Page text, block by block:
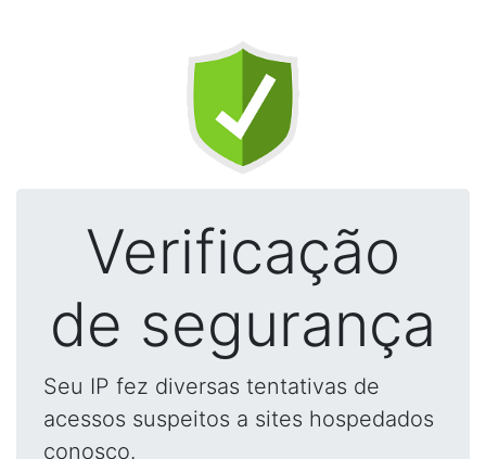
Verificação
de segurança
Seu IP fez diversas tentativas de
acessos suspeitos a sites hospedados
conosco.